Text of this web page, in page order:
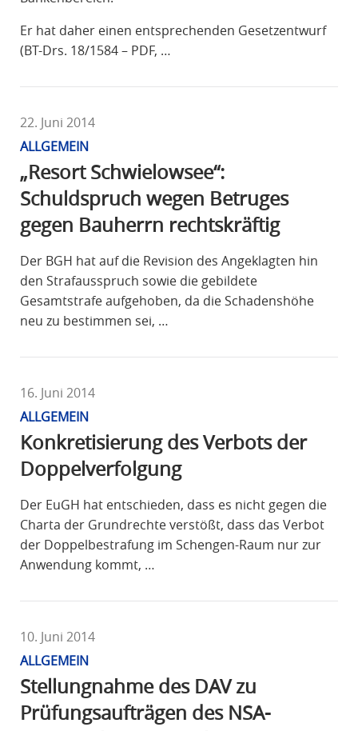
Er hat daher einen entsprechenden Gesetzentwurf
(BT-Drs. 18/1584 – PDF, …
22. Juni 2014
ALLGEMEIN
„Resort Schwielowsee“:
Schuldspruch wegen Betruges
gegen Bauherrn rechtskräftig
Der BGH hat auf die Revision des Angeklagten hin
den Strafausspruch sowie die gebildete
Gesamtstrafe aufgehoben, da die Schadenshöhe
neu zu bestimmen sei, …
16. Juni 2014
ALLGEMEIN
Konkretisierung des Verbots der
Doppelverfolgung
Der EuGH hat entschieden, dass es nicht gegen die
Charta der Grundrechte verstößt, dass das Verbot
der Doppelbestrafung im Schengen-Raum nur zur
Anwendung kommt, …
10. Juni 2014
ALLGEMEIN
Stellungnahme des DAV zu
Prüfungsaufträgen des NSA-